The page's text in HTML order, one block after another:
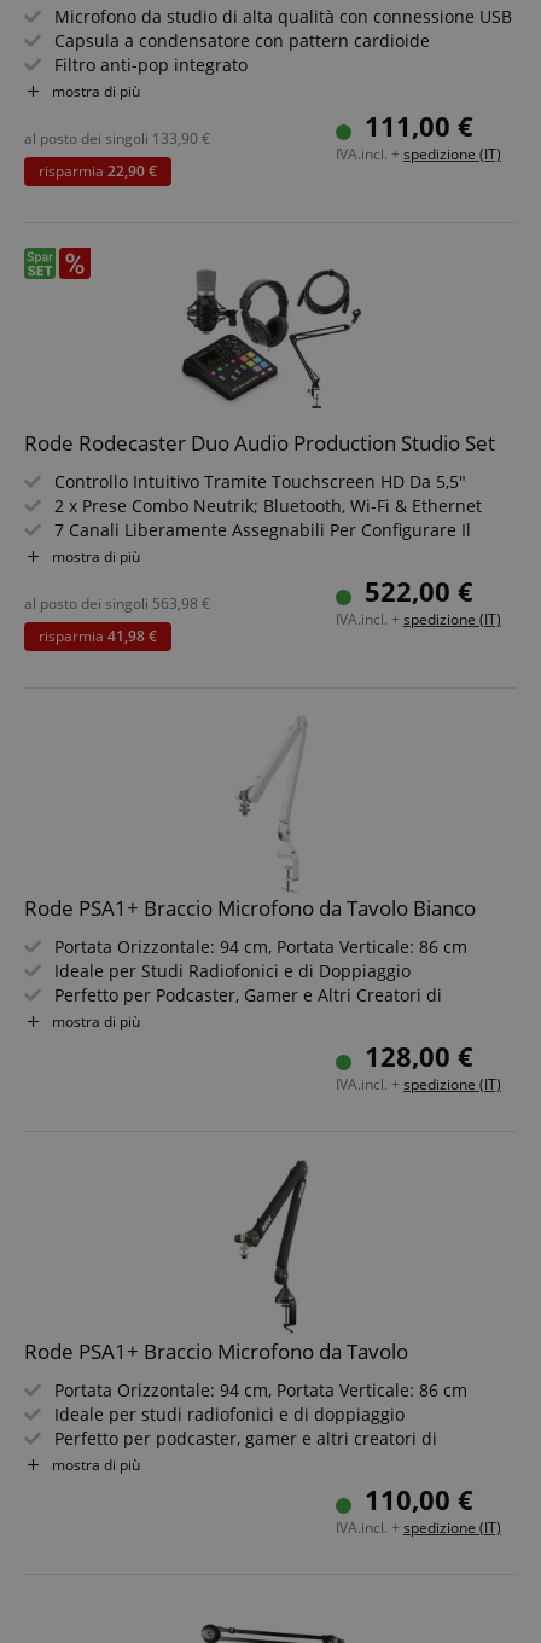
Microfono da studio di alta qualità con connessione USB
Capsula a condensatore con pattern cardioide
Filtro anti-pop integrato
Interfaccia audio incorporata con connessione USB-C
Class compliant - riconosciuto immediatamente dal
computer
Uscita cuffie: jack stereo da 3,5 mm con controllo del
volume
Set incluso cavo USB-C a USB-A e cuffie
mostra di più
111,00 €
IVA.incl. + spedizione (IT)
al posto dei singoli 133,90 €
risparmia 22,90 €
Rode Rodecaster Duo Audio Production Studio Set
Controllo Intuitivo Tramite Touchscreen HD Da 5,5"
2 x Prese Combo Neutrik; Bluetooth, Wi-Fi & Ethernet
7 Canali Liberamente Assegnabili Per Configurare Il
Mixer A Piacimento
Registrazione Stereo & Multitraccia Su microSD,
Memoria USB O Computer
2 x USB Per Collegare Contemporaneamente 2 Computer
O Dispositivi Mobili
mostra di più
522,00 €
IVA.incl. + spedizione (IT)
al posto dei singoli 563,98 €
risparmia 41,98 €
Rode PSA1+ Braccio Microfono da Tavolo Bianco
Portata Orizzontale: 94 cm, Portata Verticale: 86 cm
Ideale per Studi Radiofonici e di Doppiaggio
Perfetto per Podcaster, Gamer e Altri Creatori di
Contenuti
Sistema a Molla Innovativo per una Posizionamento
Include Morsa, Base a Innesto per Piano di Lavoro e
mostra di più
128,00 €
IVA.incl. + spedizione (IT)
Rode PSA1+ Braccio Microfono da Tavolo
Portata Orizzontale: 94 cm, Portata Verticale: 86 cm
Ideale per studi radiofonici e di doppiaggio
Perfetto per podcaster, gamer e altri creatori di
contenuti
Sistema a molla innovativo per una posizione precisa e
Include morsetto a vite, base da tavolo a incastro e
mostra di più
110,00 €
IVA.incl. + spedizione (IT)